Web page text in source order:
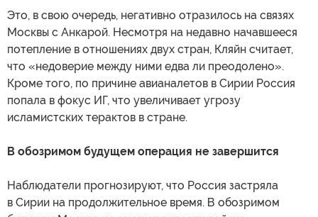
Это, в свою очередь, негативно отразилось на связях
Москвы с Анкарой. Несмотря на недавно начавшееся
потепление в отношениях двух стран, Кляйн считает,
что «недоверие между ними едва ли преодолено».
Кроме того, по причине авианалетов в Сирии Россия
попала в фокус ИГ, что увеличивает угрозу
исламистских терактов в стране.
В обозримом будущем операция не завершится
Наблюдатели прогнозируют, что Россия застряла
в Сирии на продолжительное время. В обозримом